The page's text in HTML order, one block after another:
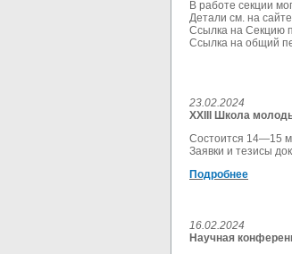
В работе секции
Детали см. на
Ссылка на Секцию
Ссылка на общий
23.02.2024
XXIII Школа
Состоится 14—15
Заявки и тезисы
Подробнее
16.02.2024
Научная